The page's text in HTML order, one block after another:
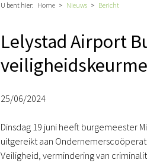
U bent hier: Home Nieuws Bericht
Lelystad Airport
25/06/2024
Dinsdag 19 juni heeft burgemeester
uitgereikt aan
Veiligheid, vermindering van